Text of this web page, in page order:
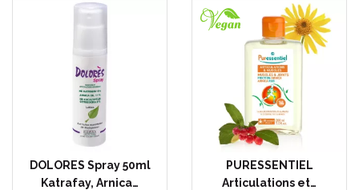
DOLORES Spray 50ml
Katrafay, Arnica…
PURESSENTIEL
Articulations et…